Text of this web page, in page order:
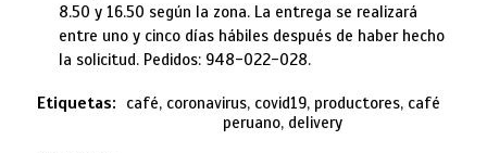
8.50 y 16.50 según la zona. La entrega se realizará
entre uno y cinco días hábiles después de haber hecho
la solicitud. Pedidos: 948-022-028.
Etiquetas:
café, coronavirus, covid19, productores, café
peruano, delivery